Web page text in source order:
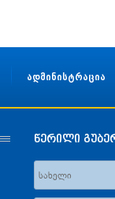
ადმინისტრაცია
წერილი